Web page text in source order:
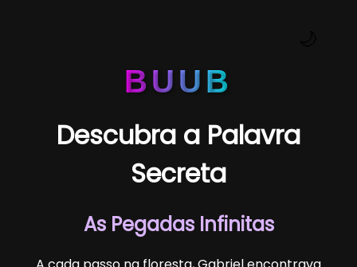
BUUB
Descubra a Palavra
Secreta
As Pegadas Infinitas